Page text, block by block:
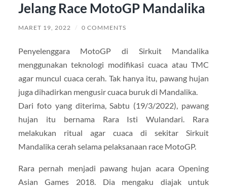
Jelang Race MotoGP Mandalika
MARET 19, 2022 / 0 COMMENTS
Penyelenggara MotoGP di Sirkuit Mandalika
menggunakan teknologi modifikasi cuaca atau TMC
agar muncul cuaca cerah. Tak hanya itu, pawang hujan
juga dihadirkan mengusir cuaca buruk di Mandalika.
Dari foto yang diterima, Sabtu (19/3/2022), pawang
hujan itu bernama Rara Isti Wulandari. Rara
melakukan ritual agar cuaca di sekitar Sirkuit
Mandalika cerah selama pelaksanaan race MotoGP.
Rara pernah menjadi pawang hujan acara Opening
Asian Games 2018. Dia mengaku diajak untuk